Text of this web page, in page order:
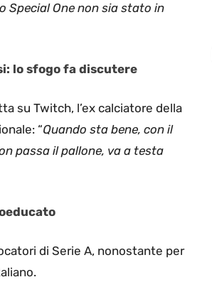
Special One non sia stato in
lo sfogo fa discutere
su Twitch, l’ex calciatore della
“Quando sta bene, con il
passa il pallone, va a testa
di Serie A, nonostante per